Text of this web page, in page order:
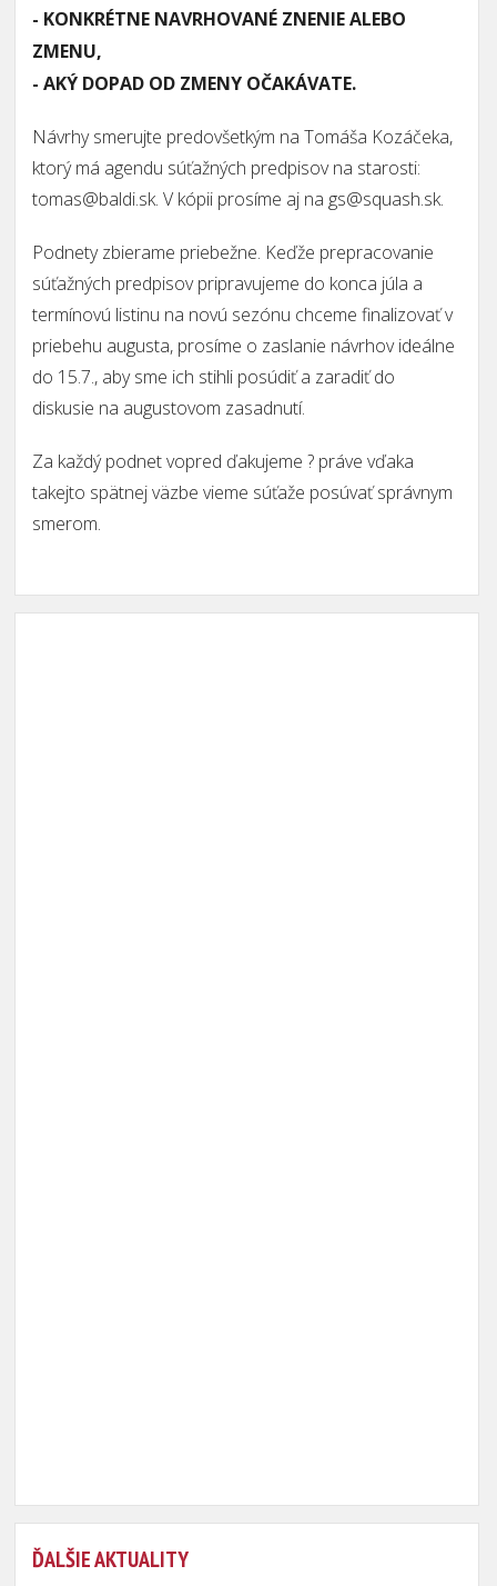
- KONKRÉTNE NAVRHOVANÉ ZNENIE ALEBO
ZMENU,
- AKÝ DOPAD OD ZMENY OČAKÁVATE.
Návrhy smerujte predovšetkým na Tomáša Kozáčeka,
ktorý má agendu súťažných predpisov na starosti:
tomas@baldi.sk. V kópii prosíme aj na gs@squash.sk.
Podnety zbierame priebežne. Keďže prepracovanie
súťažných predpisov pripravujeme do konca júla a
termínovú listinu na novú sezónu chceme finalizovať v
priebehu augusta, prosíme o zaslanie návrhov ideálne
do 15.7., aby sme ich stihli posúdiť a zaradiť do
diskusie na augustovom zasadnutí.
Za každý podnet vopred ďakujeme ? práve vďaka
takejto spätnej väzbe vieme súťaže posúvať správnym
smerom.
ĎALŠIE AKTUALITY